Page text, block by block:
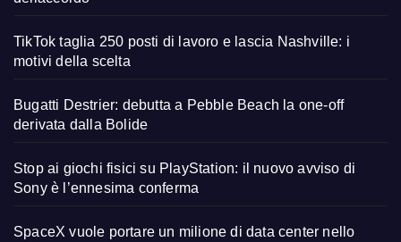
TikTok taglia 250 posti di lavoro e lascia Nashville: i
motivi della scelta
Bugatti Destrier: debutta a Pebble Beach la one-off
derivata dalla Bolide
Stop ai giochi fisici su PlayStation: il nuovo avviso di
Sony è l’ennesima conferma
SpaceX vuole portare un milione di data center nello